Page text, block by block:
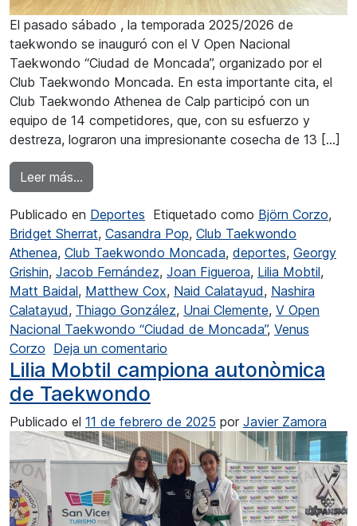
El pasado sábado , la temporada 2025/2026 de
taekwondo se inauguró con el V Open Nacional
Taekwondo “Ciudad de Moncada”, organizado por el
Club Taekwondo Moncada. En esta importante cita, el
Club Taekwondo Athenea de Calp participó con un
equipo de 14 competidores, que, con su esfuerzo y
destreza, lograron una impresionante cosecha de 13 […]
Leer más…
Publicado en Deportes Etiquetado como Björn Corzo,
Bridget Sherrat, Casandra Pop, Club Taekwondo
Athenea, Club Taekwondo Moncada, deportes, Georgy
Grishin, Jacob Fernández, Joan Figueroa, Lilia Mobtil,
Matt Baidal, Matthew Cox, Naid Calatayud, Nashira
Calatayud, Thiago González, Unai Clemente, V Open
Nacional Taekwondo “Ciudad de Moncada”, Venus
Corzo Deja un comentario
Lilia Mobtil campiona autonòmica
de Taekwondo
Publicado el 11 de febrero de 2025 por Javier Zamora